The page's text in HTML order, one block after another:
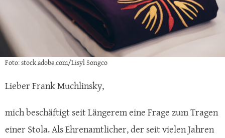
Foto: stock.adobe.com/Lisyl Songco
Lieber Frank Muchlinsky,
mich beschäftigt seit Längerem eine Frage zum Tragen
einer Stola. Als Ehrenamtlicher, der seit vielen Jahren